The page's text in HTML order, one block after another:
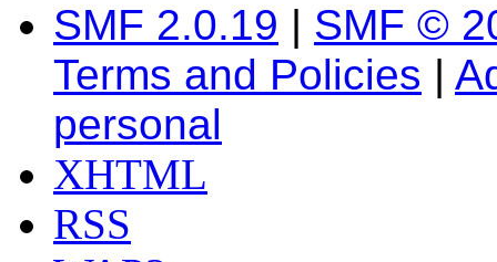
SMF 2.0.19 | SMF ©
Terms and Policies |
personal
XHTML
RSS